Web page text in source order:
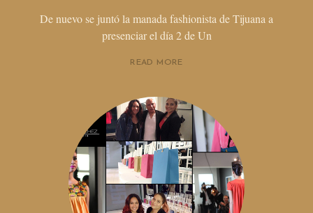
De nuevo se juntó la manada fashionista de Tijuana a
presenciar el día 2 de Un
READ MORE